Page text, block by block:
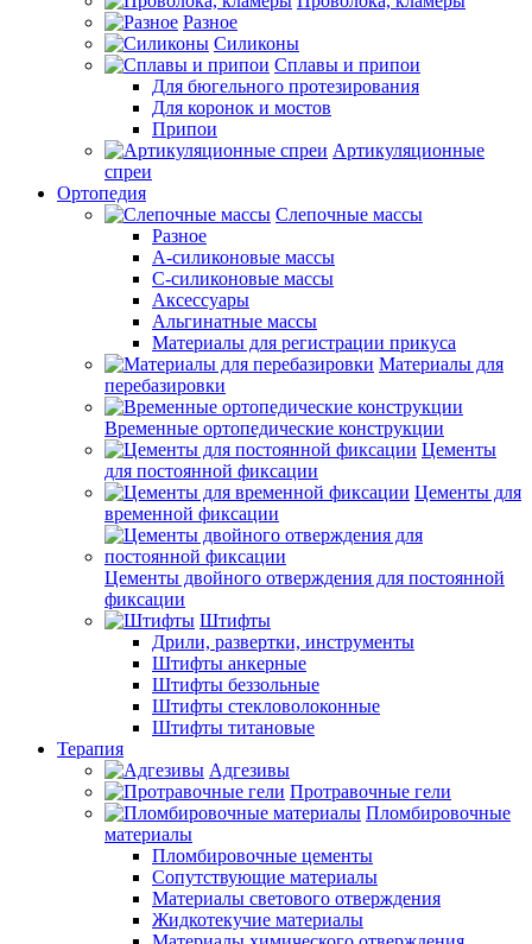
Разное
Силиконы
Сплавы и припои
Для бюгельного протезирования
Для коронок и мостов
Припои
Артикуляционные
спреи
Ортопедия
Слепочные массы
Разное
А-силиконовые массы
С-силиконовые массы
Аксессуары
Альгинатные массы
Материалы для регистрации прикуса
Материалы для
перебазировки
Временные ортопедические конструкции
Цементы
для постоянной фиксации
Цементы для
временной фиксации
Цементы двойного отверждения для постоянной
фиксации
Штифты
Дрили, развертки, инструменты
Штифты анкерные
Штифты беззольные
Штифты стекловолоконные
Штифты титановые
Терапия
Адгезивы
Протравочные гели
Пломбировочные
материалы
Пломбировочные цементы
Сопутствующие материалы
Материалы светового отверждения
Жидкотекучие материалы